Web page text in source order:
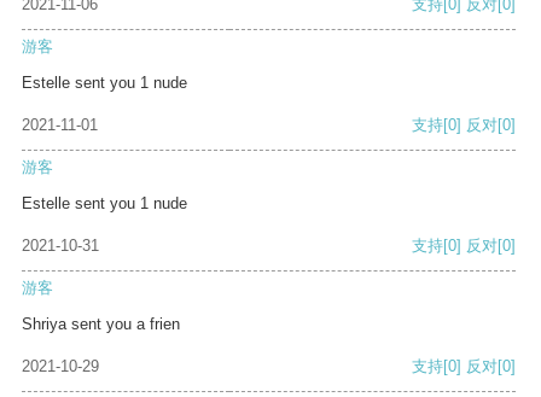
2021-11-06 支持[0] 反对[0]
游客
Estelle sent you 1 nude
2021-11-01 支持[0] 反对[0]
游客
Estelle sent you 1 nude
2021-10-31 支持[0] 反对[0]
游客
Shriya sent you a frien
2021-10-29 支持[0] 反对[0]